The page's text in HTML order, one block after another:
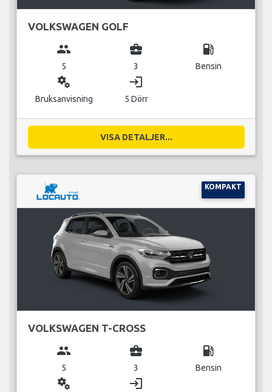
VOLKSWAGEN GOLF
group
5
business_center
3
local_gas_station
Bensin
miscellaneous_services
Bruksanvisning
login
5 Dörr
VISA DETALJER...
KOMPAKT
VOLKSWAGEN T-CROSS
group
5
business_center
3
local_gas_station
Bensin
miscellaneous_services login